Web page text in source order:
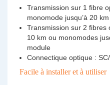
Transmission sur 1 fibre
monomode jusqu’à 20
Transmission sur 2 fibres
10 km ou monomodes
module
Connectique optique :
Facile à installer et à utiliser